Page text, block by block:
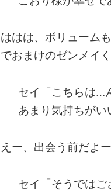
ははは、ボリューム
でおまけのゼンメイ
セイ「こちらは…
あまり気持ちがい
えー、出会う前だよ
セイ「そうではご